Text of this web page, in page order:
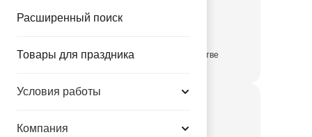
Расширенный поиск
Товары для праздника
Условия работы
Компания
в достаточном количестве